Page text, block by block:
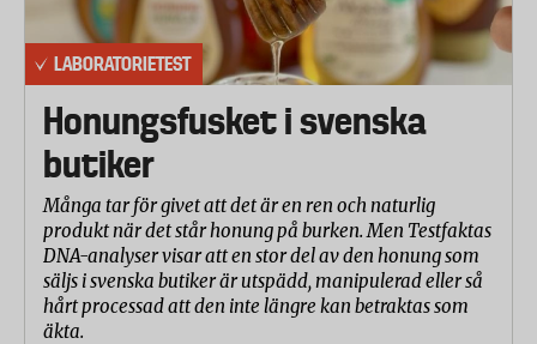
Användarvänlighet
Laboratoriet bedömde
Lukt
Ergonomi
Hur väl vridlocket fungerar vid öppning och
stängning
Hur det upplevs att dricka ur muggen
LABORATORIETEST
Honungsfusket i svenska
butiker
Många tar för givet att det är en ren och naturlig
produkt när det står honung på burken. Men Testfaktas
DNA-analyser visar att en stor del av den honung som
säljs i svenska butiker är utspädd, manipulerad eller så
hårt processad att den inte längre kan betraktas som
äkta.